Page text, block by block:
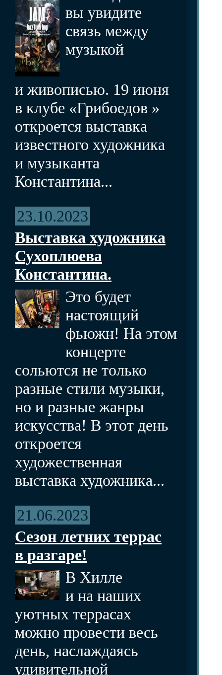
вы увидите
связь между
музыкой
и живописью. 19 июня
в клубе «Грибоедов »
откроется выставка
известного художника
и музыканта
Константина...
23.10.2023
Выставка художника
Сухоплюева
Константина.
Это будет
настоящий
фьюжн! На этом
концерте
сольются не только
разные стили музыки,
но и разные жанры
искусства! В этот день
откроется
художественная
выставка художника...
21.06.2023
Сезон летних террас
в разгаре!
В Хилле
и на наших
уютных террасах
можно провести весь
день, наслаждаясь
удивительной